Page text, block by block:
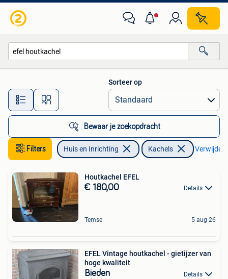
Alle afstanden…
Sorteer op
Bewaar je zoekopdracht
Filters Huis en Inrichting Kachels Verwijder
Houtkachel EFEL
€ 180,00 Details
Temse 5 aug 26
EFEL Vintage houtkachel - gietijzer van
hoge kwaliteit
Bieden Details